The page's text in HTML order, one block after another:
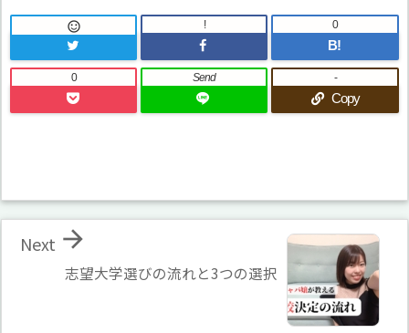
 !
B!
0
0 Send
Copy
-
志望大学選びの流れと3つの選択

Next